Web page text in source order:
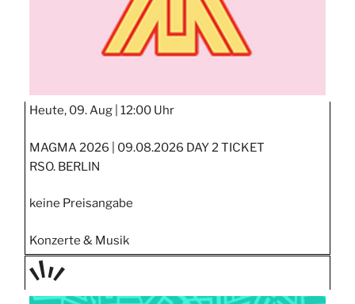
Heute, 09. Aug | 12:00 Uhr
MAGMA 2026 | 09.08.2026 DAY 2 TICKET
RSO. BERLIN
keine Preisangabe
Konzerte & Musik
TAGE